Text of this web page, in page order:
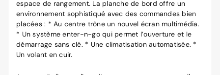
espace de rangement. La planche de bord offre un
environnement sophistiqué avec des commandes bien
placées : * Au centre trône un nouvel écran multimédia.
* Un système enter-n-go qui permet l’ouverture et le
démarrage sans clé. * Une climatisation automatisée. *
Un volant en cuir.